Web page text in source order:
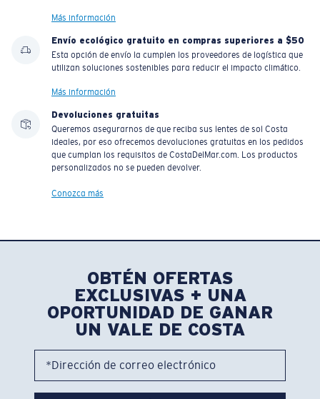
Más información
Envío ecológico gratuito en compras superiores a $50
Esta opción de envío la cumplen los proveedores de logística que
utilizan soluciones sostenibles para reducir el impacto climático.
Más información
Devoluciones gratuitas
Queremos asegurarnos de que reciba sus lentes de sol Costa
ideales, por eso ofrecemos devoluciones gratuitas en los pedidos
que cumplan los requisitos de CostaDelMar.com. Los productos
personalizados no se pueden devolver.
Conozca más
OBTÉN OFERTAS
EXCLUSIVAS + UNA
OPORTUNIDAD DE GANAR
UN VALE DE COSTA
*Dirección de correo electrónico